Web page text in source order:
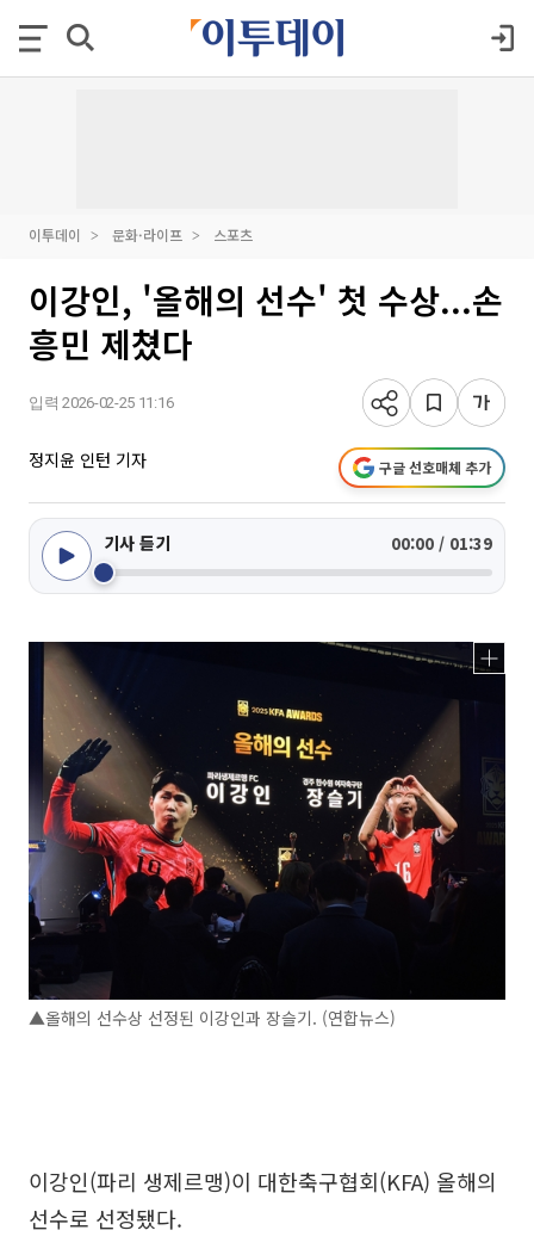
이투데이 문화·라이프 스포츠
이강인, '올해의 선수' 첫 수상...손
흥민 제쳤다
입력 2026-02-25 11:16
정지윤 인턴 기자 구글 선호매체 추가
기사 듣기 00:00 / 01:39
▲올해의 선수상 선정된 이강인과 장슬기. (연합뉴스)
이강인(파리 생제르맹)이 대한축구협회(KFA) 올해의
선수로 선정됐다.